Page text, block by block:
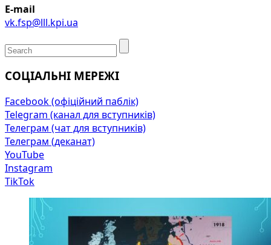
E-mail
vk.fsp@lll.kpi.ua
СОЦІАЛЬНІ МЕРЕЖІ
Facebook (офіційний паблік)
Telegram (канал для вступників)
Телеграм (чат для вступників)
Телеграм (деканат)
YouTube
Instagram
TikTok